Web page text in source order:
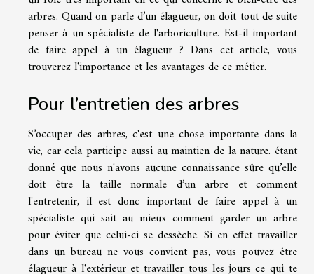
arbres. Quand on parle d’un élagueur, on doit tout de suite
penser à un spécialiste de l'arboriculture. Est-il important
de faire appel à un élagueur ? Dans cet article, vous
trouverez l'importance et les avantages de ce métier.
Pour l’entretien des arbres
S’occuper des arbres, c'est une chose importante dans la
vie, car cela participe aussi au maintien de la nature. étant
donné que nous n'avons aucune connaissance sûre qu’elle
doit être la taille normale d’un arbre et comment
l'entretenir, il est donc important de faire appel à un
spécialiste qui sait au mieux comment garder un arbre
pour éviter que celui-ci se dessèche. Si en effet travailler
dans un bureau ne vous convient pas, vous pouvez être
élagueur à l'extérieur et travailler tous les jours ce qui te